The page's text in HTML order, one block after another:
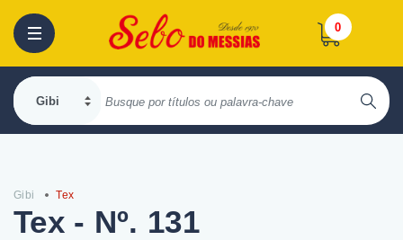
0
Gibi Tex
Tex - Nº. 131